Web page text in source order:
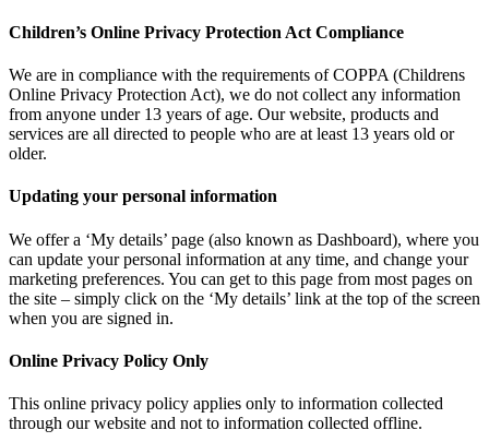
Children’s Online Privacy Protection Act Compliance
We are in compliance with the requirements of COPPA (Childrens
Online Privacy Protection Act), we do not collect any information
from anyone under 13 years of age. Our website, products and
services are all directed to people who are at least 13 years old or
older.
Updating your personal information
We offer a ‘My details’ page (also known as Dashboard), where you
can update your personal information at any time, and change your
marketing preferences. You can get to this page from most pages on
the site – simply click on the ‘My details’ link at the top of the screen
when you are signed in.
Online Privacy Policy Only
This online privacy policy applies only to information collected
through our website and not to information collected offline.